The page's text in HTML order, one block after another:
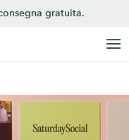
gratuita.